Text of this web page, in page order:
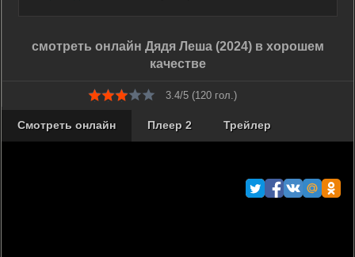
смотреть онлайн Дядя Леша (2024) в хорошем
качестве
3.4/5 (120гол.)
Смотреть онлайн Плеер 2 Трейлер